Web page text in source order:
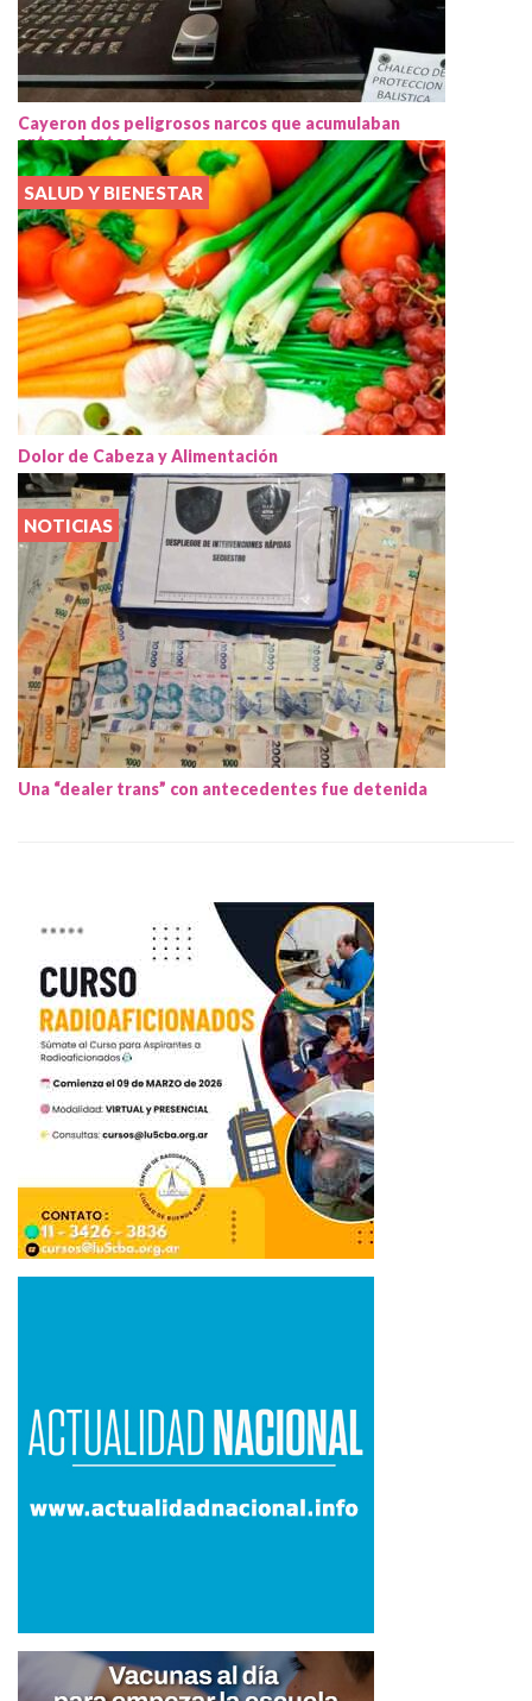
Cayeron dos peligrosos narcos que acumulaban
antecedentes
SALUD Y BIENESTAR
Dolor de Cabeza y Alimentación
NOTICIAS
Una “dealer trans” con antecedentes fue detenida